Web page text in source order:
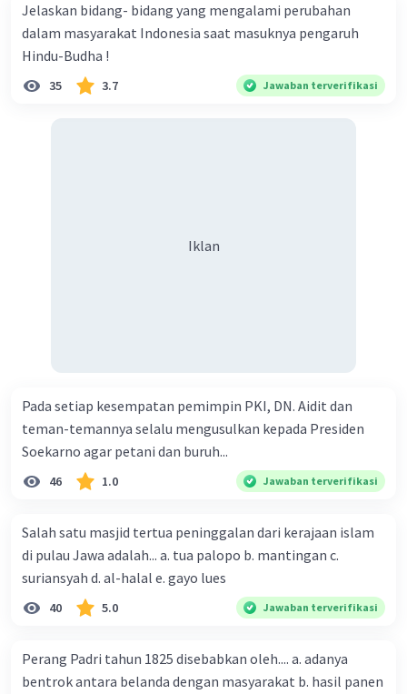
Jelaskan bidang- bidang yang mengalami perubahan
dalam masyarakat Indonesia saat masuknya pengaruh
Hindu-Budha !
35 3.7 Jawaban terverifikasi
Iklan
Pada setiap kesempatan pemimpin PKI, DN. Aidit dan
teman-temannya selalu mengusulkan kepada Presiden
Soekarno agar petani dan buruh...
46 1.0 Jawaban terverifikasi
Salah satu masjid tertua peninggalan dari kerajaan islam
di pulau Jawa adalah... a. tua palopo b. mantingan c.
suriansyah d. al-halal e. gayo lues
40 5.0 Jawaban terverifikasi
Perang Padri tahun 1825 disebabkan oleh.... a. adanya
bentrok antara belanda dengan masyarakat b. hasil panen